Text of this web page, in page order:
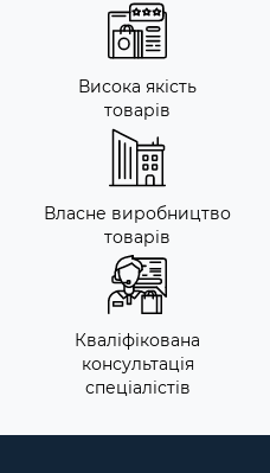
Висока якість
товарів
Власне виробництво
товарів
Кваліфікована
консультація
спеціалістів